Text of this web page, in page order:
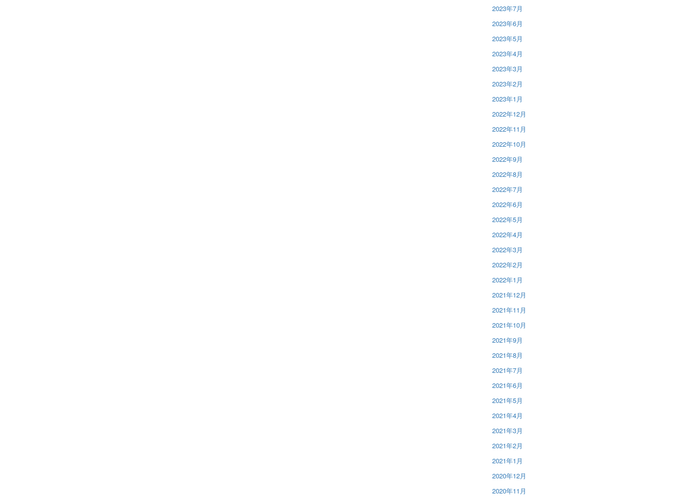
2023年7月
2023年6月
2023年5月
2023年4月
2023年3月
2023年2月
2023年1月
2022年12月
2022年11月
2022年10月
2022年9月
2022年8月
2022年7月
2022年6月
2022年5月
2022年4月
2022年3月
2022年2月
2022年1月
2021年12月
2021年11月
2021年10月
2021年9月
2021年8月
2021年7月
2021年6月
2021年5月
2021年4月
2021年3月
2021年2月
2021年1月
2020年12月
2020年11月